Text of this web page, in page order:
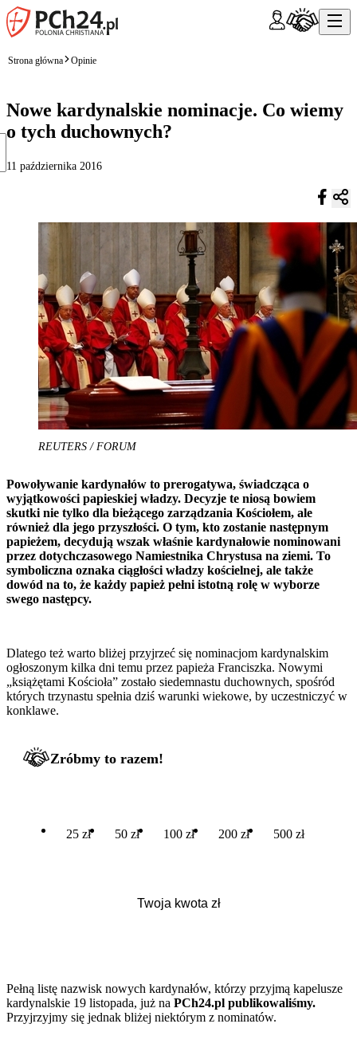
Strona główna Opinie
Nowe kardynalskie nominacje. Co wiemy
o tych duchownych?
11 października 2016
REUTERS / FORUM
Powoływanie kardynałów to prerogatywa, świadcząca o
wyjątkowości papieskiej władzy. Decyzje te niosą bowiem
skutki nie tylko dla bieżącego zarządzania Kościołem, ale
również dla jego przyszłości. O tym, kto zostanie następnym
papieżem, decydują wszak właśnie kardynałowie nominowani
przez dotychczasowego Namiestnika Chrystusa na ziemi. To
symboliczna oznaka ciągłości władzy kościelnej, ale także
dowód na to, że każdy papież pełni istotną rolę w wyborze
swego następcy.
Dlatego też warto bliżej przyjrzeć się nominacjom kardynalskim
ogłoszonym kilka dni temu przez papieża Franciszka. Nowymi
„książętami Kościoła” zostało siedemnastu duchownych, spośród
których trzynastu spełnia dziś warunki wiekowe, by uczestniczyć w
konklawe.
Zróbmy to razem!
25 zł 50 zł 100 zł 200 zł 500 zł
Pełną listę nazwisk nowych kardynałów, którzy przyjmą kapelusze
kardynalskie 19 listopada, już na PCh24.pl publikowaliśmy.
Przyjrzyjmy się jednak bliżej niektórym z nominatów.